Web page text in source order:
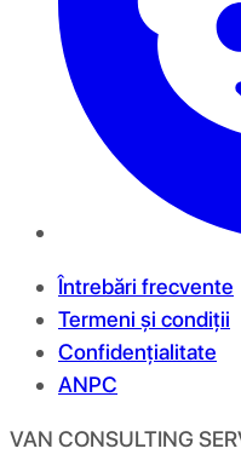
Întrebări frecvente
Termeni și condiții
Confidențialitate
ANPC
VAN CONSULTING